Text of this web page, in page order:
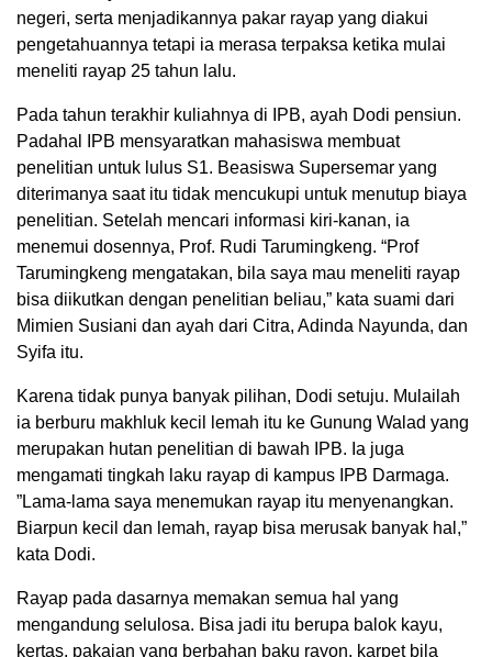
negeri, serta menjadikannya pakar rayap yang diakui
pengetahuannya tetapi ia merasa terpaksa ketika mulai
meneliti rayap 25 tahun lalu.
Pada tahun terakhir kuliahnya di IPB, ayah Dodi pensiun.
Padahal IPB mensyaratkan mahasiswa membuat
penelitian untuk lulus S1. Beasiswa Supersemar yang
diterimanya saat itu tidak mencukupi untuk menutup biaya
penelitian. Setelah mencari informasi kiri-kanan, ia
menemui dosennya, Prof. Rudi Tarumingkeng. “Prof
Tarumingkeng mengatakan, bila saya mau meneliti rayap
bisa diikutkan dengan penelitian beliau,” kata suami dari
Mimien Susiani dan ayah dari Citra, Adinda Nayunda, dan
Syifa itu.
Karena tidak punya banyak pilihan, Dodi setuju. Mulailah
ia berburu makhluk kecil lemah itu ke Gunung Walad yang
merupakan hutan penelitian di bawah IPB. Ia juga
mengamati tingkah laku rayap di kampus IPB Darmaga.
”Lama-lama saya menemukan rayap itu menyenangkan.
Biarpun kecil dan lemah, rayap bisa merusak banyak hal,”
kata Dodi.
Rayap pada dasarnya memakan semua hal yang
mengandung selulosa. Bisa jadi itu berupa balok kayu,
kertas, pakaian yang berbahan baku rayon, karpet bila